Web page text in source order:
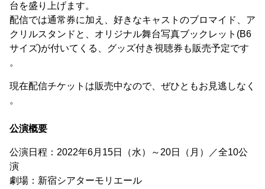
台を盛り上げます。
配信では通常券に加え、好きなキャストのブロマイド、ア
クリルスタンドと、オリジナル舞台写真ブックレット(B6
サイズ)が付いてくる、グッズ付き視聴券も販売予定です
。
現在配信チケットは販売中なので、ぜひともお見逃しなく
。
公演概要
公演日程：2022年6月15日（水）～20日（月）／全10公
演
劇場：新宿シアターモリエール